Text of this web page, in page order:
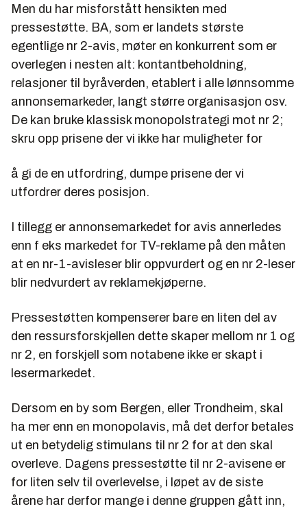
Men du har misforstått hensikten med
pressestøtte. BA, som er landets største
egentlige nr 2-avis, møter en konkurrent som er
overlegen i nesten alt: kontantbeholdning,
relasjoner til byråverden, etablert i alle lønnsomme
annonsemarkeder, langt større organisasjon osv.
De kan bruke klassisk monopolstrategi mot nr 2;
skru opp prisene der vi ikke har muligheter for
å gi de en utfordring, dumpe prisene der vi
utfordrer deres posisjon.
I tillegg er annonsemarkedet for avis annerledes
enn f eks markedet for TV-reklame på den måten
at en nr-1-avisleser blir oppvurdert og en nr 2-leser
blir nedvurdert av reklamekjøperne.
Pressestøtten kompenserer bare en liten del av
den ressursforskjellen dette skaper mellom nr 1 og
nr 2, en forskjell som notabene ikke er skapt i
lesermarkedet.
Dersom en by som Bergen, eller Trondheim, skal
ha mer enn en monopolavis, må det derfor betales
ut en betydelig stimulans til nr 2 for at den skal
overleve. Dagens pressestøtte til nr 2-avisene er
for liten selv til overlevelse, i løpet av de siste
årene har derfor mange i denne gruppen gått inn,